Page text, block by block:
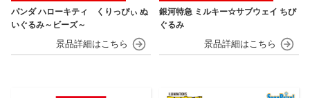
パンダ ハローキティ くりっぴぃ ぬ
いぐるみ～ビーズ～
銀河特急 ミルキー☆サブウェイ ちび
ぐるみ